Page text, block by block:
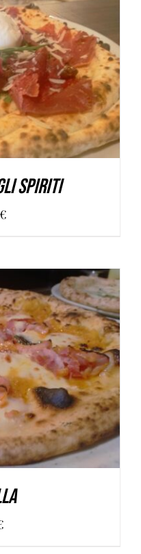
/ DETAILS
Spiriti
€
DETAILS